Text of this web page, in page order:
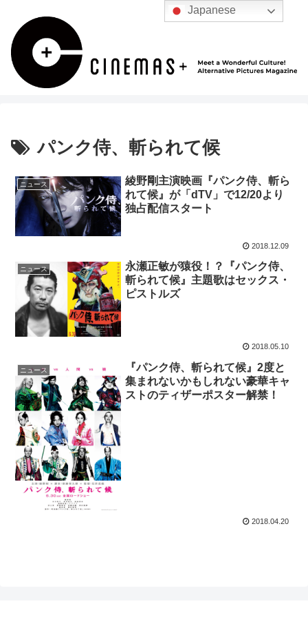
パンク侍、斬られて候
ニュース
綾野剛主演映画『パンク侍、斬ら
れて候』が「dTV」で12/20より
独占配信スタート
2018.12.09
ニュース
永瀬正敏が猿役！？『パンク侍、
斬られて候』主題歌はセックス・
ピストルズ
2018.05.10
ニュース
『パンク侍、斬られて候』2度と
集まれないかもしれない豪華キャ
ストのティザーポスター解禁！
2018.04.20
Japanese